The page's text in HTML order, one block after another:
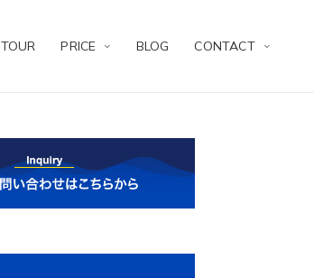
TOUR PRICE BLOG CONTACT